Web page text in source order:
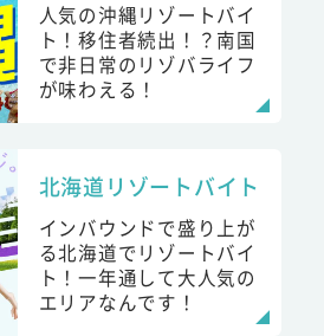
人気の沖縄リゾートバイ
ト！移住者続出！？南国
で非日常のリゾバライフ
が味わえる！
北海道リゾートバイト
インバウンドで盛り上が
る北海道でリゾートバイ
ト！一年通して大人気の
エリアなんです！